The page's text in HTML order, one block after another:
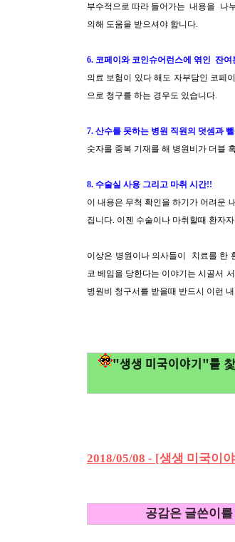
부수적으로 따라 들어가는 내용을 나
의해 도움을 받으셔야 합니다.
6. 코페이와 코인슈어런스에 엮인 잔여
의료 보험이 있다 해도 자부담인 코페
으로 청구를 하는 경우도 있습니다.
7. 산수를 못하는 병원 직원의 덧셈과
숫자를 중복 기재를 해 병원비가 더블
8. 수술실 사용 그리고 마취 시간!!
이 내용은 무척 확인을 하기가 어려운
집니다. 이젠 수술이나 마취할때 환자
이상은 병원이나 의사들이 치료를 한
코 베임을 당한다는 이야기는 시골서
병원비 청구서를 받을때 반드시 이런
"생생 미국이야기"를 찿
2018/05/08 - [생생 미국이
공감은 글쓴이